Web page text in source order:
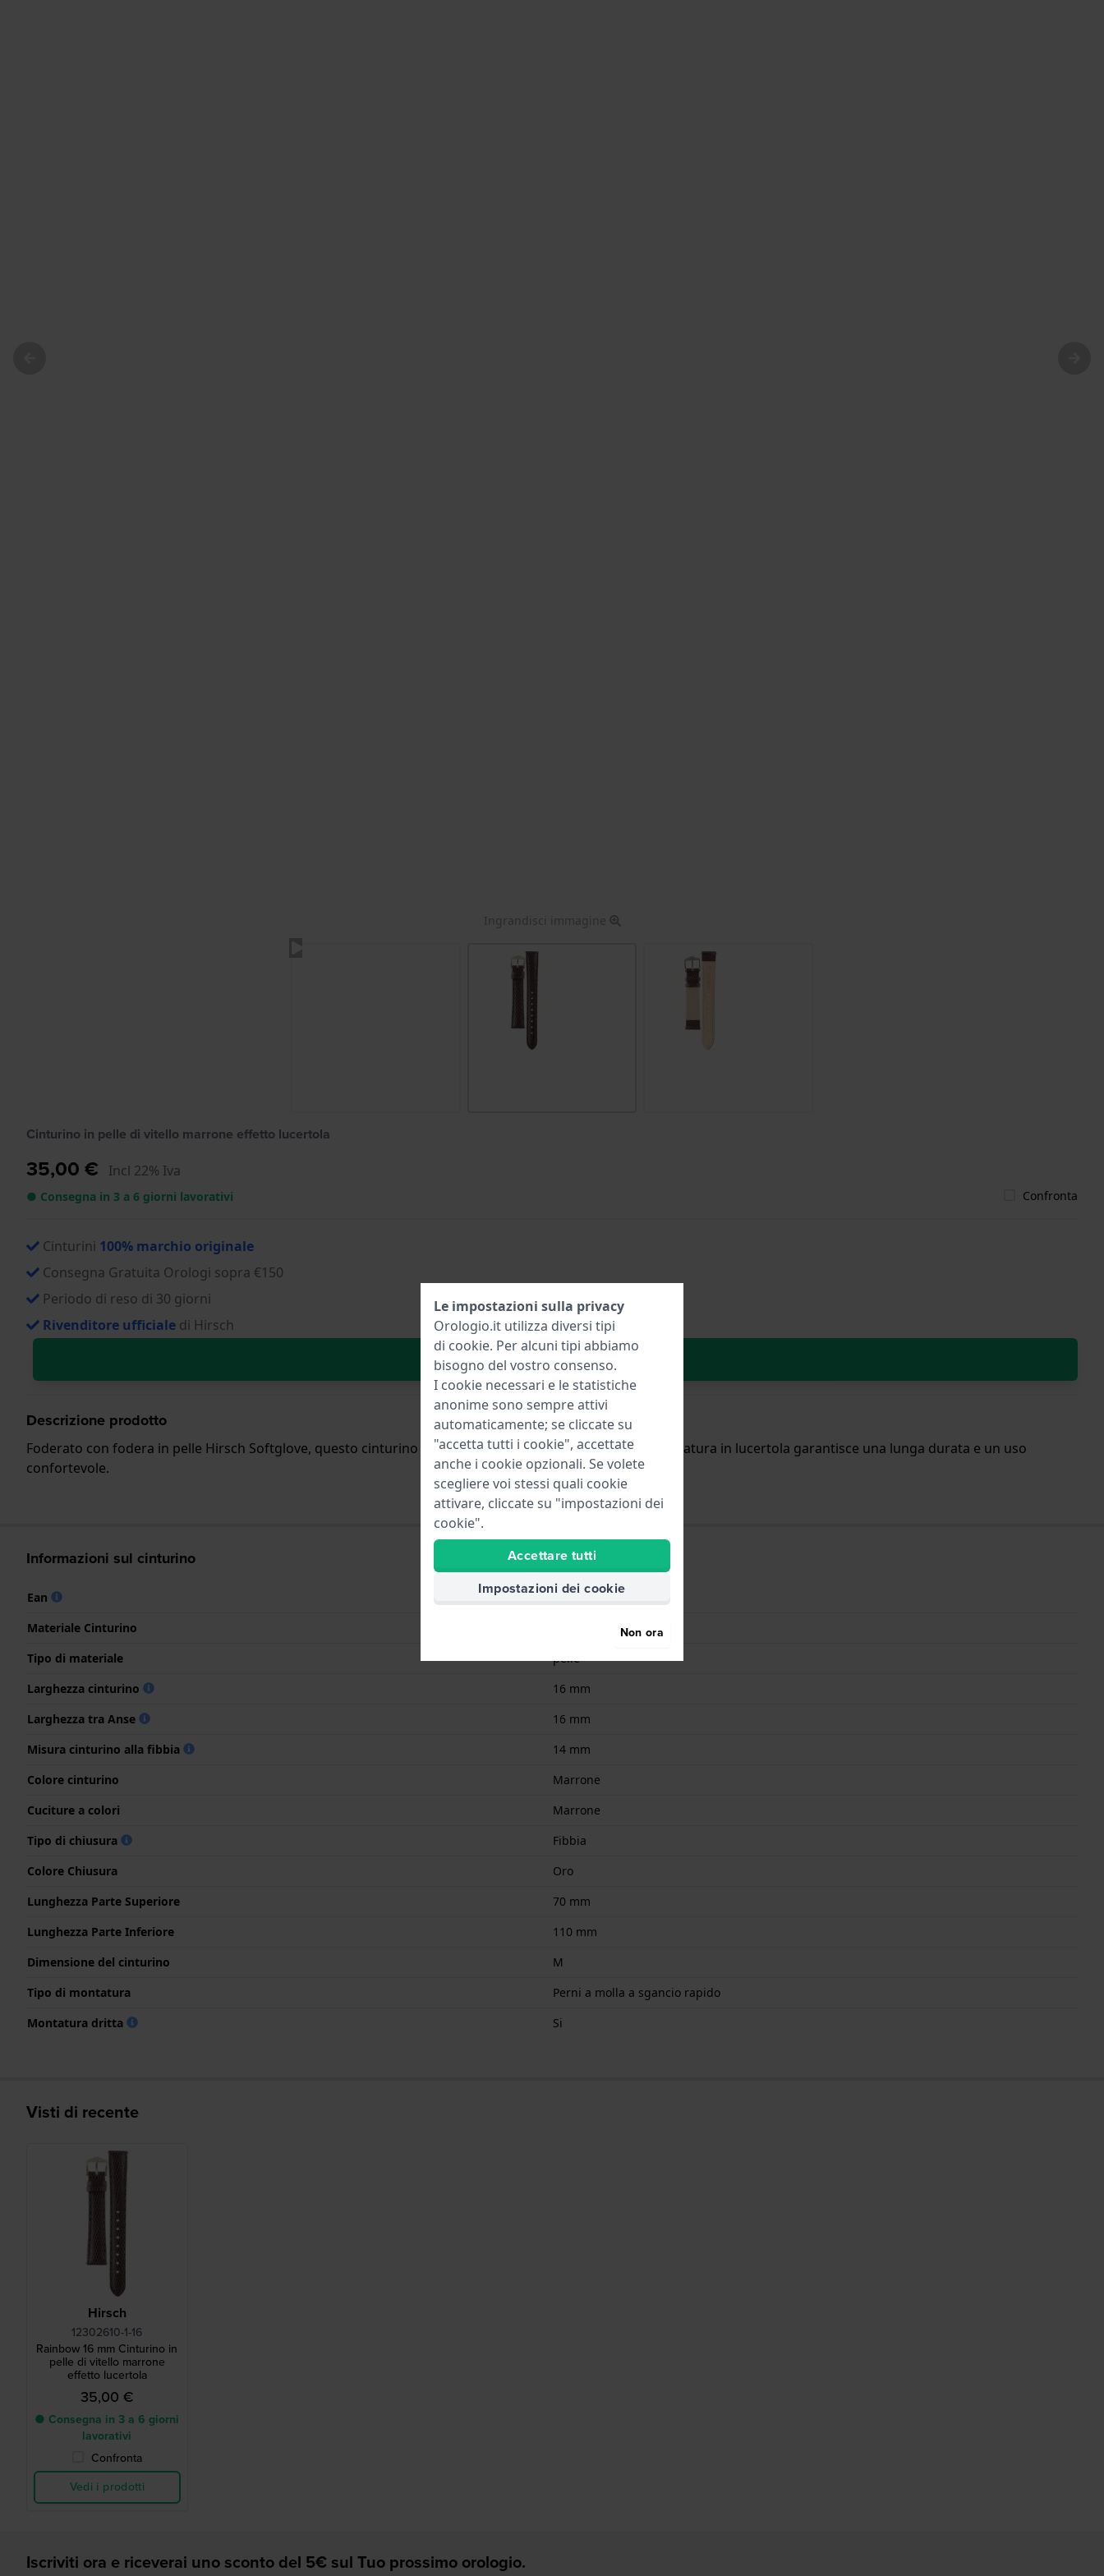
Ingrandisci immagine
Cinturino in pelle di vitello marrone effetto lucertola
35,00 € Incl 22% Iva
● Consegna in 3 a 6 giorni lavorativi Confronta
Cinturini 100% marchio originale
Consegna Gratuita Orologi sopra €150
Periodo di reso di 30 giorni
Rivenditore ufficiale di Hirsch
Aggiungi al carrello
Descrizione prodotto
Foderato con fodera in pelle Hirsch Softglove, questo cinturino in pelle di vitello setosa con elegante goffratura in lucertola garantisce una lunga durata e un uso
confortevole.
Informazioni sul cinturino
Ean
9008678186713
Materiale Cinturino
Tipo di materiale
pelle
Larghezza cinturino
16 mm
Larghezza tra Anse
16 mm
Misura cinturino alla fibbia
14 mm
Colore cinturino
Marrone
Cuciture a colori
Marrone
Tipo di chiusura
Fibbia
Colore Chiusura
Oro
Lunghezza Parte Superiore
70 mm
Lunghezza Parte Inferiore
110 mm
Dimensione del cinturino
M
Tipo di montatura
Perni a molla a sgancio rapido
Montatura dritta
Si
Visti di recente
Hirsch
12302610-1-16
Rainbow 16 mm Cinturino in
pelle di vitello marrone
effetto lucertola
35,00 €
● Consegna in 3 a 6 giorni
lavorativi
Confronta
Vedi i prodotti
Iscriviti ora e riceverai uno sconto del 5€ sul Tuo prossimo orologio.
Le impostazioni sulla privacy
Orologio.it utilizza diversi tipi
di cookie. Per alcuni tipi abbiamo
bisogno del vostro consenso.
I cookie necessari e le statistiche
anonime sono sempre attivi
automaticamente; se cliccate su
"accetta tutti i cookie", accettate
anche i cookie opzionali. Se volete
scegliere voi stessi quali cookie
attivare, cliccate su "impostazioni dei
cookie".
Accettare tutti
Impostazioni dei cookie
Non ora